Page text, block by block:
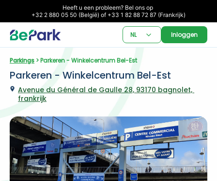
Heeft u een probleem? Bel ons op
+32 2 880 05 50 (België) of +33 1 82 88 72 87 (Frankrijk)
NL Inloggen
Parkings > Parkeren - Winkelcentrum Bel-Est
Parkeren - Winkelcentrum Bel-Est
Avenue du Général de Gaulle 28, 93170 bagnolet,
frankrijk